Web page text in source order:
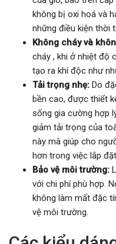
không bị oxi hoá và
những điều kiện thời
Không cháy và
cháy , khi ở nhiệt độ
tạo ra khí độc như
Tải trọng nhẹ: Do
bền cao, được thiết
sống gia cường hợp
giảm tải trọng của
này mà giúp cho
hơn trong việc lắp
Bảo vệ môi trường:
với chi phí phù hợp.
không làm mất đặc
vệ môi trường.